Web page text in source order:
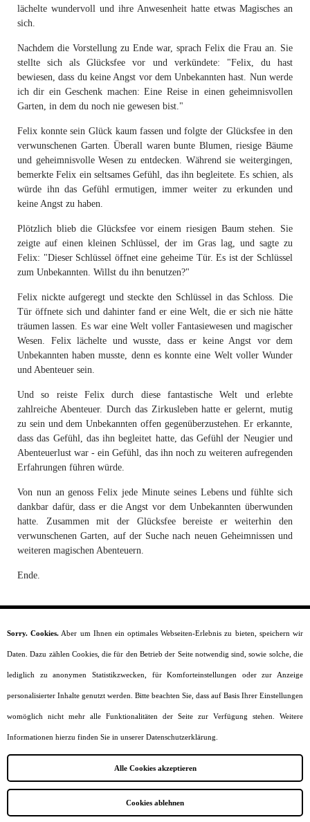
lächelte wundervoll und ihre Anwesenheit hatte etwas Magisches an
sich.
Nachdem die Vorstellung zu Ende war, sprach Felix die Frau an. Sie
stellte sich als Glücksfee vor und verkündete: "Felix, du hast
bewiesen, dass du keine Angst vor dem Unbekannten hast. Nun werde
ich dir ein Geschenk machen: Eine Reise in einen geheimnisvollen
Garten, in dem du noch nie gewesen bist."
Felix konnte sein Glück kaum fassen und folgte der Glücksfee in den
verwunschenen Garten. Überall waren bunte Blumen, riesige Bäume
und geheimnisvolle Wesen zu entdecken. Während sie weitergingen,
bemerkte Felix ein seltsames Gefühl, das ihn begleitete. Es schien, als
würde ihn das Gefühl ermutigen, immer weiter zu erkunden und
keine Angst zu haben.
Plötzlich blieb die Glücksfee vor einem riesigen Baum stehen. Sie
zeigte auf einen kleinen Schlüssel, der im Gras lag, und sagte zu
Felix: "Dieser Schlüssel öffnet eine geheime Tür. Es ist der Schlüssel
zum Unbekannten. Willst du ihn benutzen?"
Felix nickte aufgeregt und steckte den Schlüssel in das Schloss. Die
Tür öffnete sich und dahinter fand er eine Welt, die er sich nie hätte
träumen lassen. Es war eine Welt voller Fantasiewesen und magischer
Wesen. Felix lächelte und wusste, dass er keine Angst vor dem
Unbekannten haben musste, denn es konnte eine Welt voller Wunder
und Abenteuer sein.
Und so reiste Felix durch diese fantastische Welt und erlebte
zahlreiche Abenteuer. Durch das Zirkusleben hatte er gelernt, mutig
zu sein und dem Unbekannten offen gegenüberzustehen. Er erkannte,
dass das Gefühl, das ihn begleitet hatte, das Gefühl der Neugier und
Abenteuerlust war - ein Gefühl, das ihn noch zu weiteren aufregenden
Erfahrungen führen würde.
Von nun an genoss Felix jede Minute seines Lebens und fühlte sich
dankbar dafür, dass er die Angst vor dem Unbekannten überwunden
hatte. Zusammen mit der Glücksfee bereiste er weiterhin den
verwunschenen Garten, auf der Suche nach neuen Geheimnissen und
weiteren magischen Abenteuern.
Ende.
Moral
Lesealter
Szenarien
Kurzgeschichten
Impressum
Datenschutz
Sitemap
Webdesign and SEO by Amazingh!
Sorry. Cookies. Aber um Ihnen ein optimales Webseiten-Erlebnis zu bieten, speichern wir
Daten. Dazu zählen Cookies, die für den Betrieb der Seite notwendig sind, sowie solche, die
lediglich zu anonymen Statistikzwecken, für Komforteinstellungen oder zur Anzeige
personalisierter Inhalte genutzt werden. Bitte beachten Sie, dass auf Basis Ihrer Einstellungen
womöglich nicht mehr alle Funktionalitäten der Seite zur Verfügung stehen. Weitere
Informationen hierzu finden Sie in unserer Datenschutzerklärung.
Alle Cookies akzeptieren
Cookies ablehnen